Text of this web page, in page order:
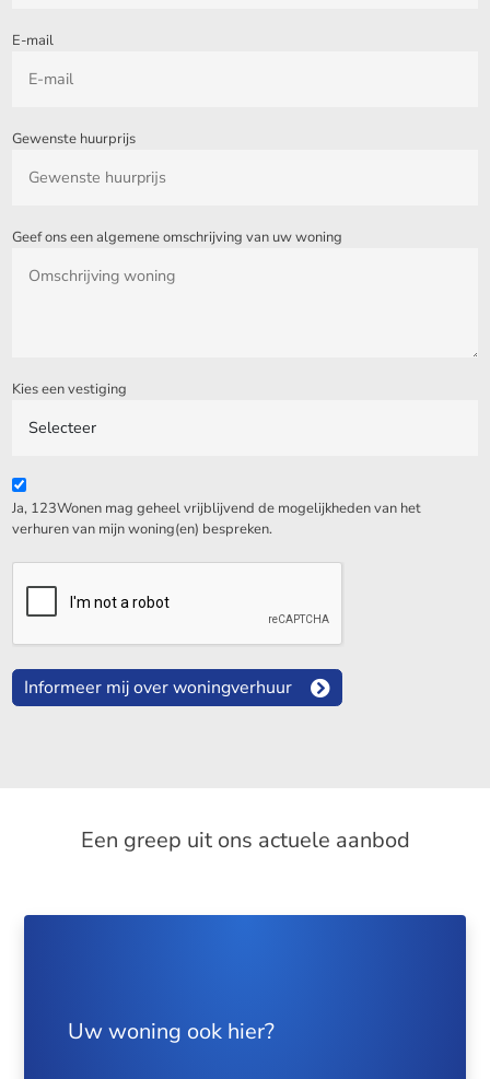
E-mail
Gewenste huurprijs
Geef ons een algemene omschrijving van uw woning
Kies een vestiging
Ja, 123Wonen mag geheel vrijblijvend de mogelijkheden van het
verhuren van mijn woning(en) bespreken.
Informeer mij over woningverhuur
Een greep uit ons actuele aanbod
Uw woning ook hier?